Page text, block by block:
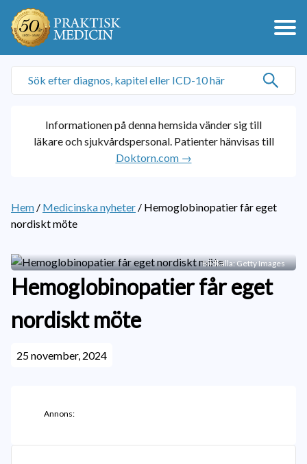
Informationen på denna hemsida vänder sig till
läkare och sjukvårdspersonal. Patienter hänvisas till
Doktorn.com →
Hem / Medicinska nyheter / Hemoglobinopatier får eget
nordiskt möte
Hemoglobinopatier får eget
nordiskt möte
25 november, 2024
Bildkälla: Getty Images
Annons: